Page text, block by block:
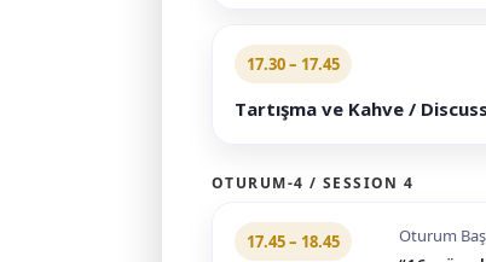
17.30 – 17.45
Tartışma ve Kahve /
OTURUM-4 / SESSION 4
17.45 – 18.45 Oturum